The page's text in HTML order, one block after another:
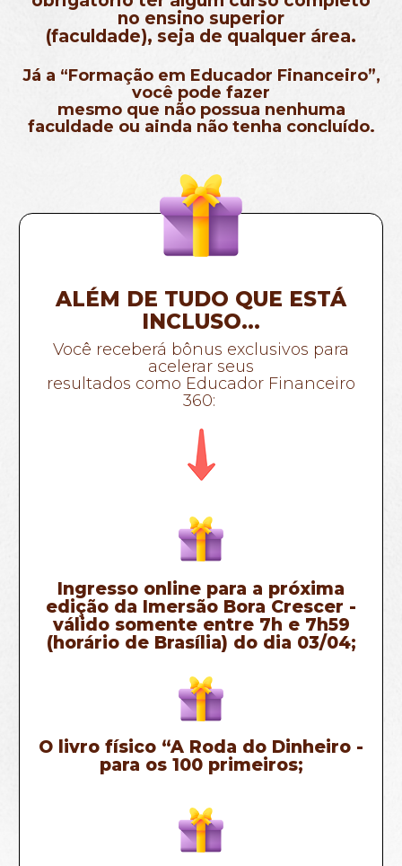
no ensino superior
(faculdade), seja de qualquer área.
Já a “Formação em Educador Financeiro”,
você pode fazer
mesmo que não possua nenhuma
faculdade ou ainda não tenha concluído.
ALÉM DE TUDO QUE ESTÁ
INCLUSO…
Você receberá bônus exclusivos para
acelerar seus
resultados como Educador Financeiro
360:
Ingresso online para a próxima
edição da Imersão Bora Crescer -
válido somente entre 7h e 7h59
(horário de Brasília) do dia 03/04;
O livro físico “A Roda do Dinheiro -
para os 100 primeiros;